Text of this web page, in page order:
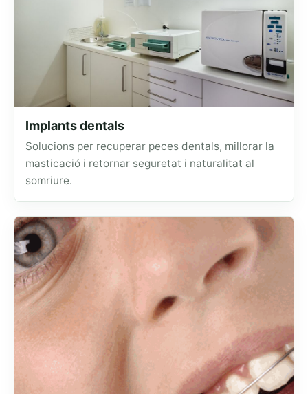
Implants dentals
Solucions per recuperar peces dentals, millorar la
masticació i retornar seguretat i naturalitat al
somriure.